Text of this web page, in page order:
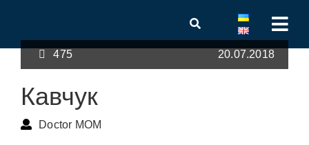
475 20.07.2018
Кавчук
Doctor MOM